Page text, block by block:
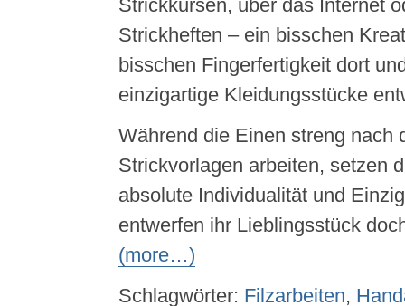
Strickkursen, über das Internet
Strickheften – ein bisschen
bisschen Fingerfertigkeit dort
einzigartige Kleidungsstücke
Während die Einen streng nach
Strickvorlagen arbeiten, setzen
absolute Individualität und
entwerfen ihr Lieblingsstück
(more…)
Schlagwörter: Filzarbeiten,